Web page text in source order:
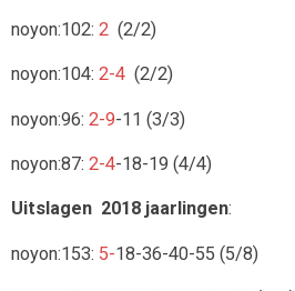
noyon:102: 2 (2/2)
noyon:104: 2-4 (2/2)
noyon:96: 2-9-11 (3/3)
noyon:87: 2-4-18-19 (4/4)
Uitslagen 2018 jaarlingen:
noyon:153: 5-18-36-40-55 (5/8)